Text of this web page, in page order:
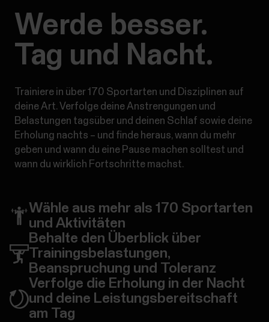
Werde besser.
Tag und Nacht.
Trainiere in über 170 Sportarten und Disziplinen auf
deine Art. Verfolge deine Anstrengungen und
Belastungen tagsüber und deinen Schlaf sowie deine
Erholung nachts – und finde heraus, wann du mehr
geben und wann du eine Pause machen solltest und
wann du wirklich Fortschritte machst.
Wähle aus mehr als 170 Sportarten
und Aktivitäten
Behalte den Überblick über
Trainingsbelastungen,
Beanspruchung und Toleranz
Verfolge die Erholung in der Nacht
und deine Leistungsbereitschaft
am Tag